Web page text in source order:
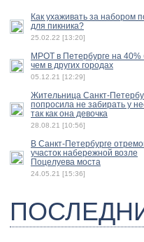
Как ухаживать за набором
для пикника?
25.02.22 [13:20]
МРОТ в Петербурге на 40%
чем в других городах
05.12.21 [12:29]
Жительница Санкт-
попросила не забирать у
так как она девочка
28.08.21 [10:56]
В Санкт-Петербурге
участок набережной возле
Поцелуева моста
24.05.21 [15:36]